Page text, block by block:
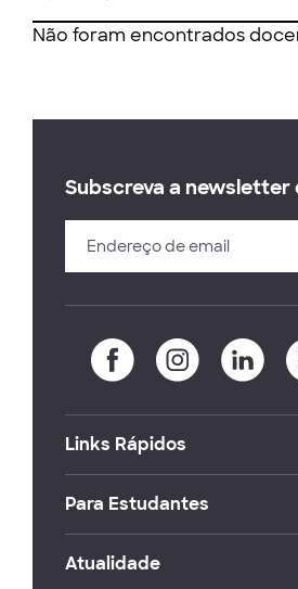
Não foram encontrados
Subscreva a newsletter
Links Rápidos
Para Estudantes
Atualidade